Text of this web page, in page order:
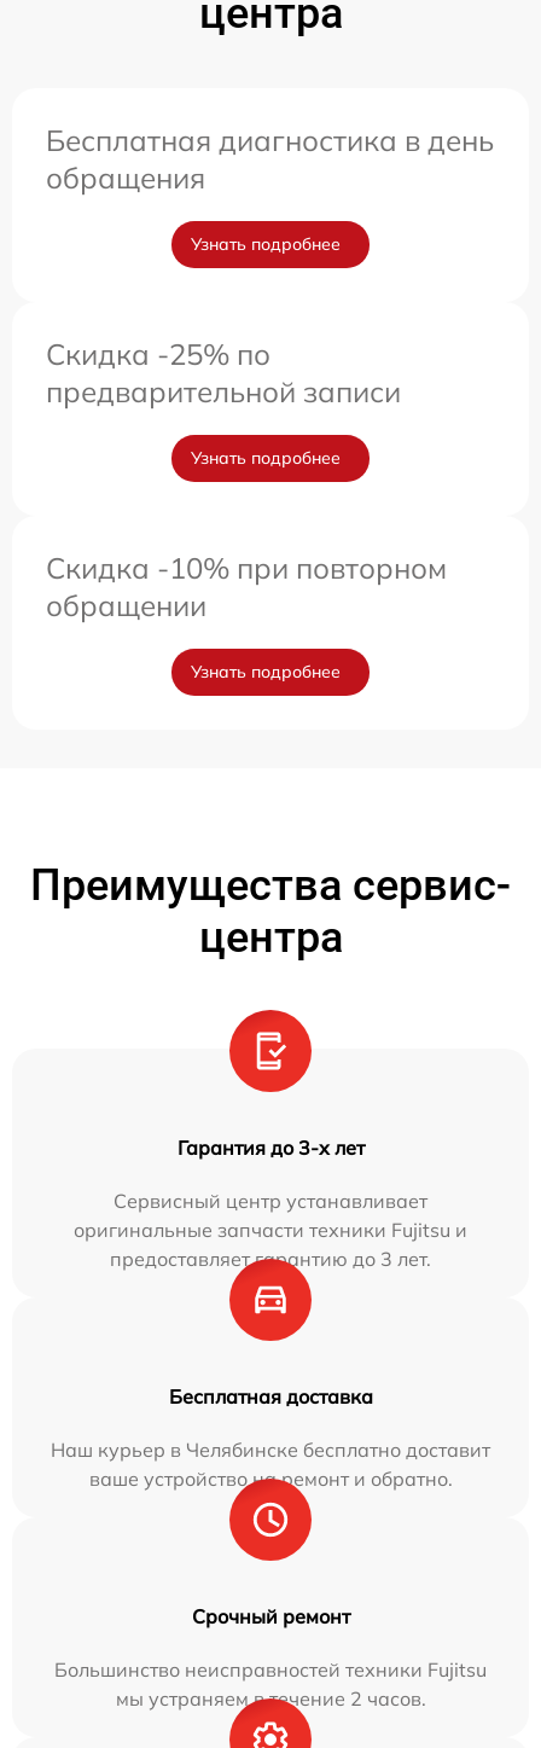
центра
Бесплатная диагностика в день
обращения
Узнать подробнее
Скидка -25% по
предварительной записи
Узнать подробнее
Скидка -10% при повторном
обращении
Узнать подробнее
Преимущества сервис-
центра
Гарантия до 3-х лет
Сервисный центр устанавливает
оригинальные запчасти техники Fujitsu и
предоставляет гарантию до 3 лет.
Бесплатная доставка
Наш курьер в Челябинске бесплатно доставит
ваше устройство на ремонт и обратно.
Срочный ремонт
Большинство неисправностей техники Fujitsu
мы устраняем в течение 2 часов.